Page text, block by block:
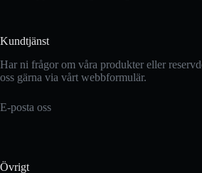
Kundtjänst
Har ni frågor om våra produkter eller
oss gärna via vårt webbformulär.
E-posta oss
Övrigt